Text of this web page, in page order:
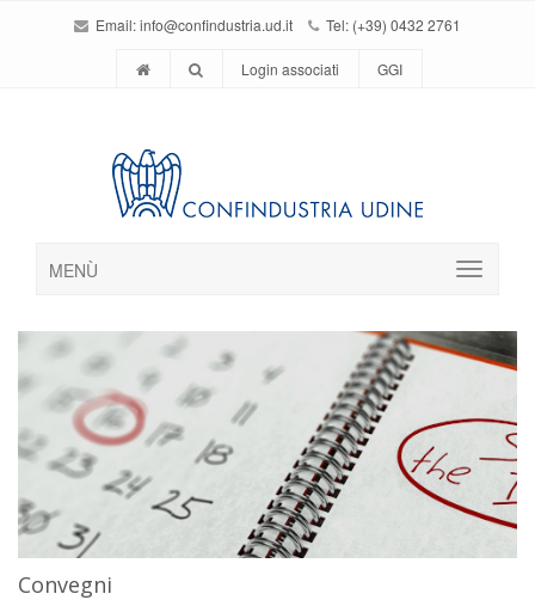
Email:info@confindustria.ud.it Tel: (+39) 0432 2761
Login associati GGI
MENÙ
Convegni